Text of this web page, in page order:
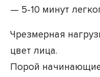
— 5-10 минут
Чрезмерная
цвет лица.
Порой